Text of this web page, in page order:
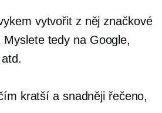
vytvořit z něj značkové
tedy na Google,
kratší a snadněji řečeno,